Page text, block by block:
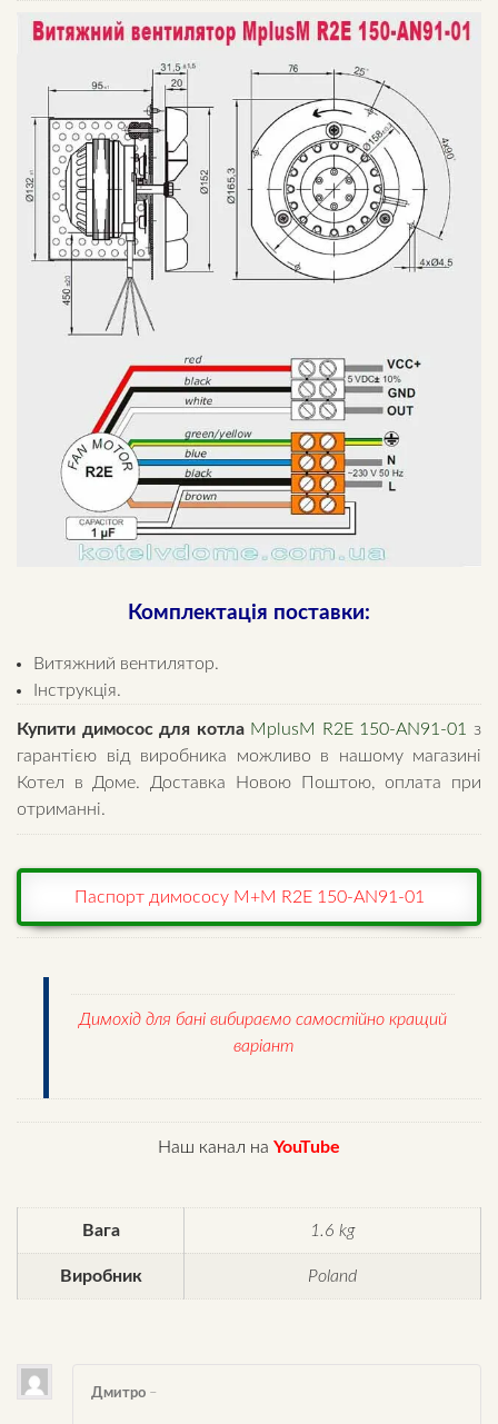
Комплектація поставки:
Витяжний вентилятор.
Інструкція.
Купити димосос для котла MplusM R2E 150-AN91-01з
гарантією від виробника можливо в нашому магазині
Котел в Доме. Доставка Новою Поштою, оплата при
отриманні.
Паспорт димососу M+M R2E 150-AN91-01
Димохід для бані вибираємо самостійно кращий
варіант
Наш канал на YouTube
Вага 1.6 kg
Виробник Poland
Дмитро –